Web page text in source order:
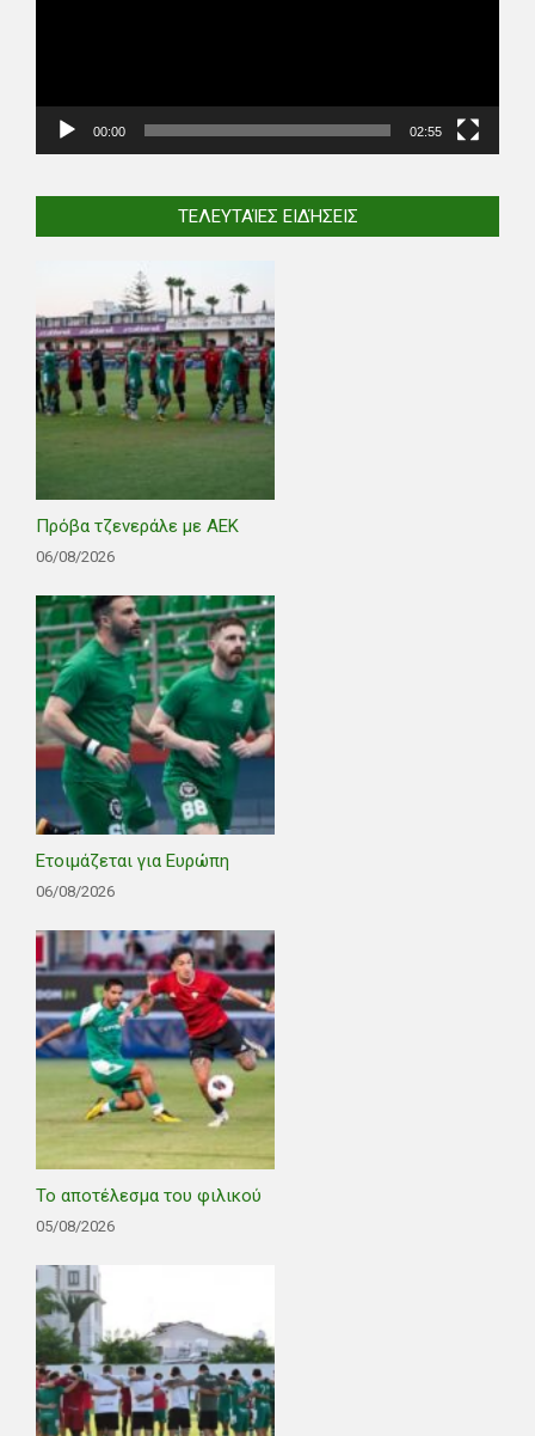
00:00 02:55
ΤΕΛΕΥΤΑΊΕΣ ΕΙΔΉΣΕΙΣ
Πρόβα τζενεράλε με ΑΕΚ
06/08/2026
Ετοιμάζεται για Ευρώπη
06/08/2026
Το αποτέλεσμα του φιλικού
05/08/2026